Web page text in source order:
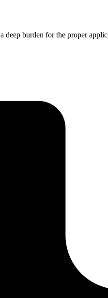
burden for the proper